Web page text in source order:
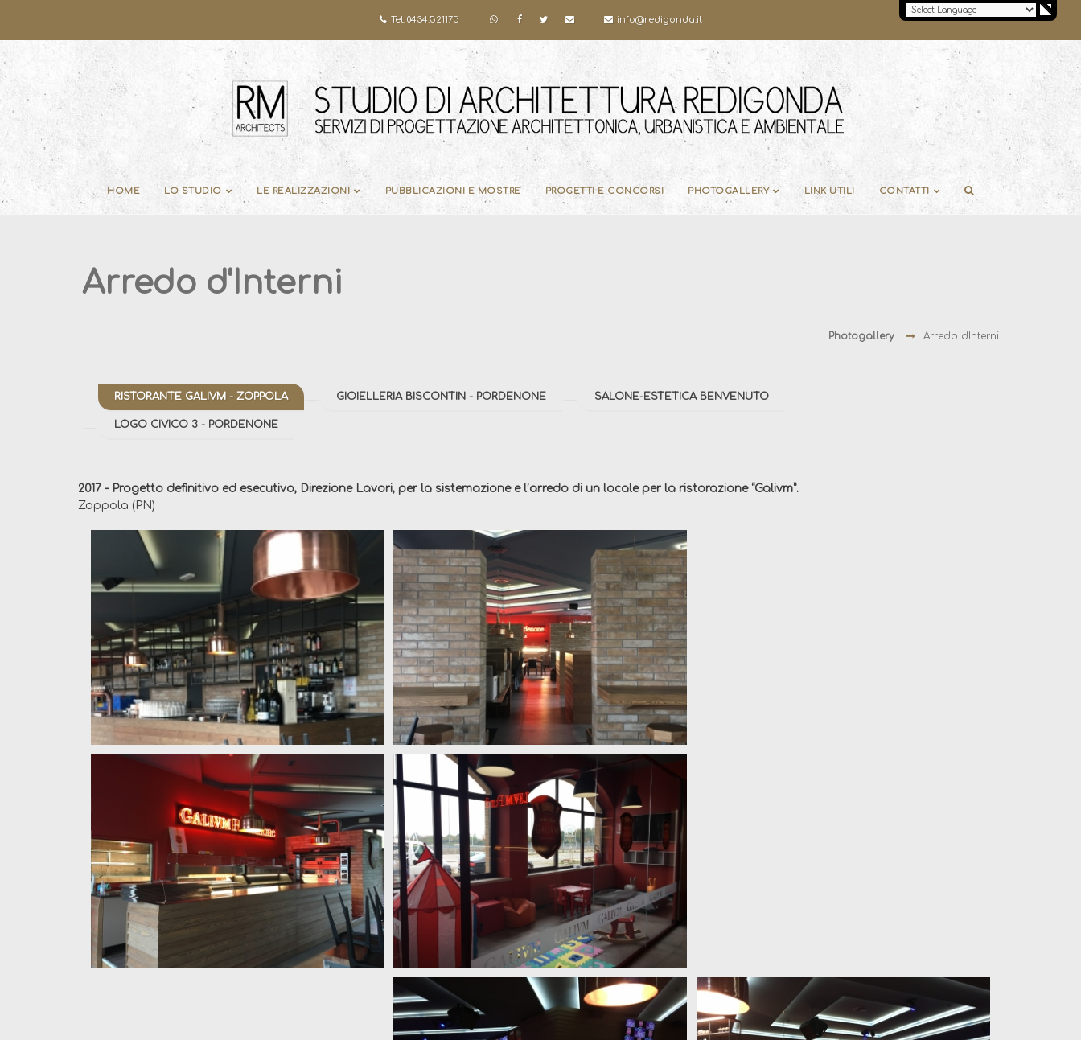
Tel: 0434.521175 info@redigonda.it
HOME LO STUDIO LE REALIZZAZIONI PUBBLICAZIONI E MOSTRE PROGETTI E CONCORSI PHOTOGALLERY LINK UTILI CONTATTI
Arredo d'Interni
Photogallery Arredo d'Interni
RISTORANTE GALIVM - ZOPPOLA GIOIELLERIA BISCONTIN - PORDENONE SALONE-ESTETICA BENVENUTO
LOGO CIVICO 3 - PORDENONE
2017 - Progetto definitivo ed esecutivo, Direzione Lavori, per la sistemazione e l’arredo di un locale per la ristorazione “Galivm”.
Zoppola (PN)